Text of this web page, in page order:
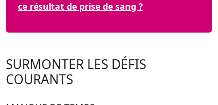
ce résultat de prise de sang ?
SURMONTER LES DÉFIS
COURANTS